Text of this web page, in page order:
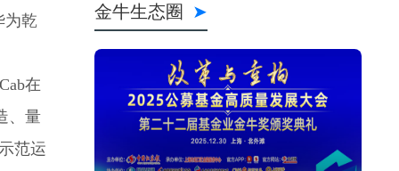
为乾
在
、量
范运